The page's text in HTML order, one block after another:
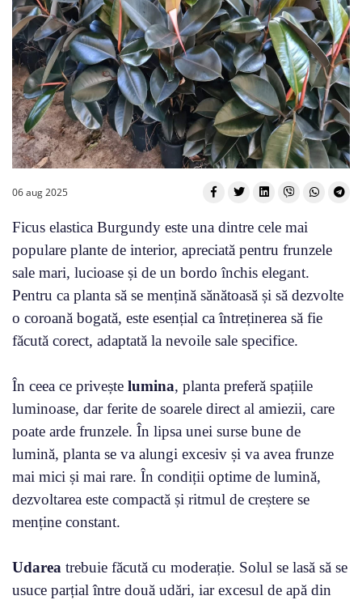
06 aug 2025
Ficus elastica Burgundy este una dintre cele mai
populare plante de interior, apreciată pentru frunzele
sale mari, lucioase și de un bordo închis elegant.
Pentru ca planta să se mențină sănătoasă și să dezvolte
o coroană bogată, este esențial ca întreținerea să fie
făcută corect, adaptată la nevoile sale specifice.
În ceea ce privește lumina, planta preferă spațiile
luminoase, dar ferite de soarele direct al amiezii, care
poate arde frunzele. În lipsa unei surse bune de
lumină, planta se va alungi excesiv și va avea frunze
mai mici și mai rare. În condiții optime de lumină,
dezvoltarea este compactă și ritmul de creștere se
menține constant.
Udarea trebuie făcută cu moderație. Solul se lasă să se
usuce parțial între două udări, iar excesul de apă din